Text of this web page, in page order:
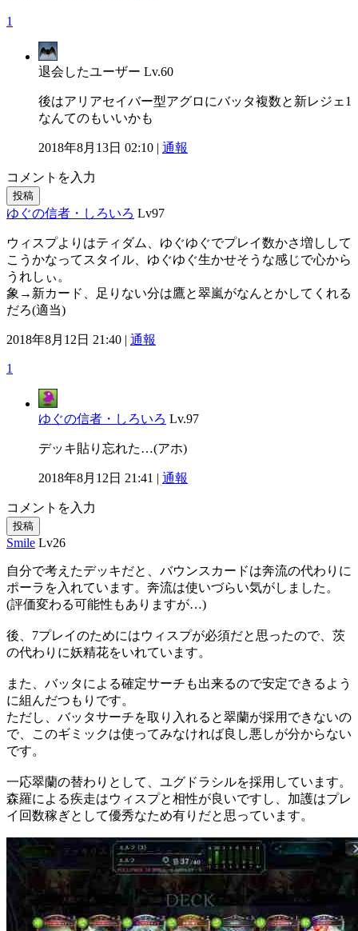
1
退会したユーザー Lv.60
後はアリアセイバー型アグロにバッタ複数と新レジェ1
なんてのもいいかも
2018年8月13日 02:10 | 通報
コメントを入力
投稿
ゆぐの信者・しろいろ Lv97
ウィスプよりはティダム、ゆぐゆぐでプレイ数かさ増しして
こうかなってスタイル、ゆぐゆぐ生かせそうな感じで心から
うれしぃ。
象→新カード、足りない分は鷹と翠嵐がなんとかしてくれる
だろ(適当)
2018年8月12日 21:40 | 通報
1
ゆぐの信者・しろいろ Lv.97
デッキ貼り忘れた…(アホ)
2018年8月12日 21:41 | 通報
コメントを入力
投稿
Smile Lv26
自分で考えたデッキだと、バウンスカードは奔流の代わりに
ポーラを入れています。奔流は使いづらい気がしました。
(評価変わる可能性もありますが…)
後、7プレイのためにはウィスプが必須だと思ったので、茨
の代わりに妖精花をいれています。
また、バッタによる確定サーチも出来るので安定できるよう
に組んだつもりです。
ただし、バッタサーチを取り入れると翠蘭が採用できないの
で、このギミックは使ってみなければ良し悪しが分からない
です。
一応翠蘭の替わりとして、ユグドラシルを採用しています。
森羅による疾走はウィスプと相性が良いですし、加護はプレ
イ回数稼ぎとして優秀なため有りだと思っています。